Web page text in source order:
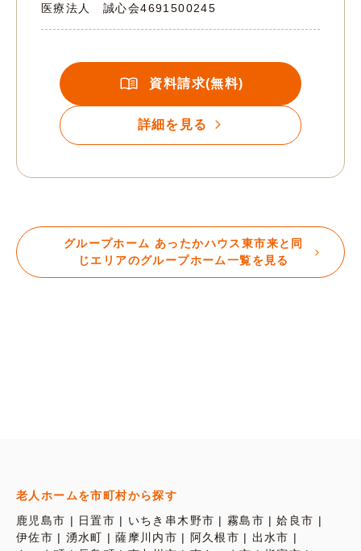
医療法人 誠心会4691500245
資料請求(無料)
詳細を見る
グループホーム あったかハウス東市来と同
じエリアのグループホーム一覧を見る
老人ホームを市町村から探す
鹿児島市
日置市 いちき串木野市 霧島市
姶良市
伊佐市
湧水町 薩摩川内市 阿久根市
出水市